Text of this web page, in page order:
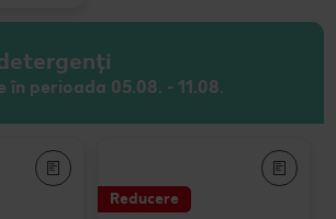
în perioada 05.08. - 11.08.
Reducere